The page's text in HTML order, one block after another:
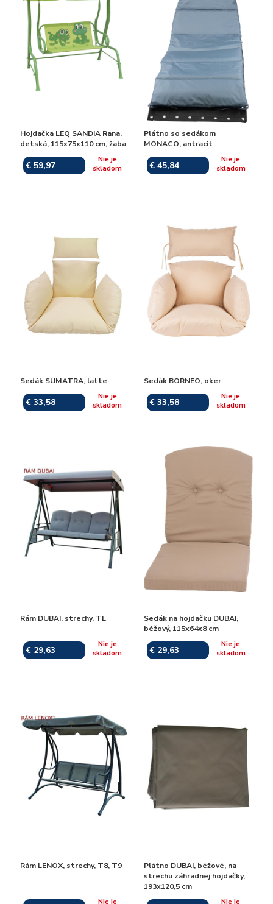
Hojdačka LEQ SANDIA Rana,
detská, 115x75x110 cm, žaba
€ 59,97
Nie je
skladom
Plátno so sedákom
MONACO, antracit
€ 45,84
Nie je
skladom
Sedák SUMATRA, latte
€ 33,58
Nie je
skladom
Sedák BORNEO, oker
€ 33,58
Nie je
skladom
Rám DUBAI, strechy, TL
€ 29,63
Nie je
skladom
Sedák na hojdačku DUBAI,
béžový, 115x64x8 cm
€ 29,63
Nie je
skladom
Rám LENOX, strechy, T8, T9
Nie je
Plátno DUBAI, béžové, na
strechu záhradnej hojdačky,
193x120,5 cm
Nie je